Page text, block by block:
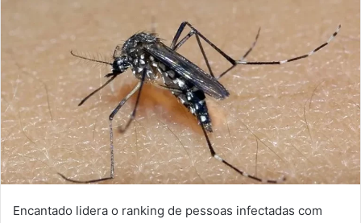
Encantado lidera o ranking de pessoas infectadas com